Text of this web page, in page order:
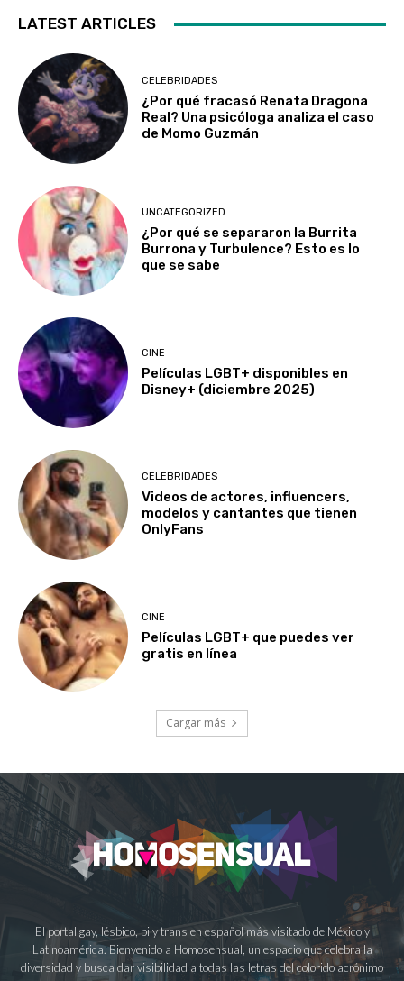
LATEST ARTICLES
CELEBRIDADES
¿Por qué fracasó Renata Dragona
Real? Una psicóloga analiza el caso
de Momo Guzmán
UNCATEGORIZED
¿Por qué se separaron la Burrita
Burrona y Turbulence? Esto es lo
que se sabe
CINE
Películas LGBT+ disponibles en
Disney+ (diciembre 2025)
CELEBRIDADES
Videos de actores, influencers,
modelos y cantantes que tienen
OnlyFans
CINE
Películas LGBT+ que puedes ver
gratis en línea
Cargar más
El portal gay, lésbico, bi y trans en español más visitado de México y
Latinoamérica. Bienvenido a Homosensual, un espacio que celebra la
diversidad y busca dar visibilidad a todas las letras del colorido acrónimo